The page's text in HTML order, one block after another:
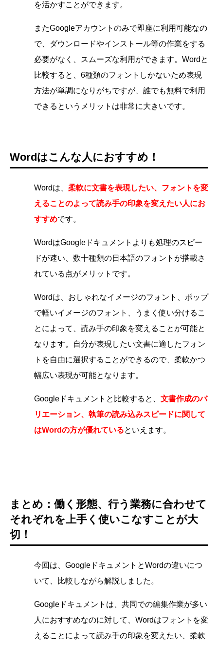
を活かすことができます。
またGoogleアカウントのみで即座に利用可能なの
で、ダウンロードやインストール等の作業をする
必要がなく、スムーズな利用ができます。Wordと
比較すると、6種類のフォントしかないため表現
方法が単調になりがちですが、誰でも無料で利用
できるというメリットは非常に大きいです。
Wordはこんな人におすすめ！
Wordは、 柔軟に文書を表現したい、フォントを変
えることのよって読み手の印象を変えたい人にお
すすめです。
WordはGoogleドキュメントよりも処理のスピー
ドが速い、数十種類の日本語のフォントが搭載さ
れている点がメリットです。
Wordは、おしゃれなイメージのフォント、ポップ
で軽いイメージのフォント、うまく使い分けるこ
とによって、読み手の印象を変えることが可能と
なります。自分が表現したい文書に適したフォン
トを自由に選択することができるので、柔軟かつ
幅広い表現が可能となります。
Googleドキュメントと比較すると、 文書作成のバ
リエーション、執筆の読み込みスピードに関して
はWordの方が優れているといえます。
まとめ： 働く形態、行う業務に合わせて
それぞれを上手く使いこなすことが大
切！
今回は、GoogleドキュメントとWordの違いにつ
いて、比較しながら解説しました。
Googleドキュメントは、共同での編集作業が多い
人におすすめなのに対して、Wordはフォントを変
えることによって読み手の印象を変えたい、柔軟